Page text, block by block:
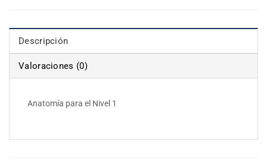
Descripción
Valoraciones (0)
Anatomía para el Nivel 1